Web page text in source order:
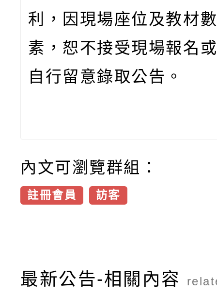
利，因現場座位及教材
素，恕不接受現場報名
自行留意錄取公告。
內文可瀏覽群組：
註冊會員 訪客
最新公告-相關內容